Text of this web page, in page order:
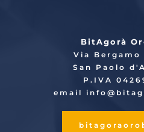
BitAgorà
Via Bergamo
San Paolo
P.IVA
email info